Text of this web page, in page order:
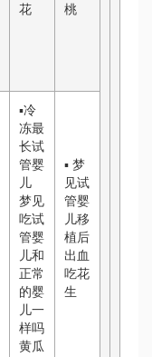
花
桃
▪冷
冻最
长试
管婴
儿
梦见
吃试
管婴
儿和
正常
的婴
儿一
样吗
黄瓜
▪ 梦
见试
管婴
儿移
植后
出血
吃花
生